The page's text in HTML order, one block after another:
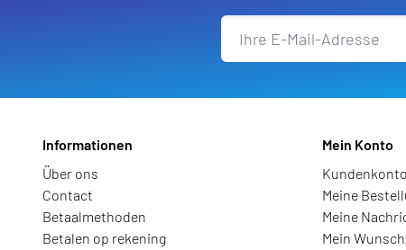
Informationen
Über ons
Contact
Betaalmethoden
Betalen op rekening
Mein Konto
Meine
Meine
Mein